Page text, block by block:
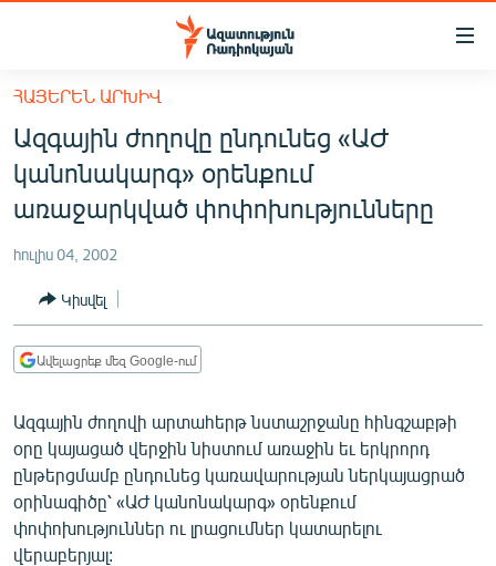
Մատչելիության
հիմնական
բովանդակությանը
Անցնել
հիմնական
մենյուին
ՀԱՅԱՍՏԱՆ
ՔԱՂԱՔԱԿԱՆ
ՀԱՍԱՐԱԿՈՒԹՅՈՒՆ
ՏՆՏԵՍՈՒԹՅՈՒՆ
ՊԱՏԵՐԱԶՄԻ 6 ՇԱԲԱԹՆԵՐԸ
ՏԱՐԱԾԱՇՐՋԱՆ
ՄԻՋԱԶԳԱՅԻՆ
ՄՇԱԿՈՒՅԹ
ՀԱՅԵՐԵՆ ԱՐԽԻՎ
Ազգային ժողովը ընդունեց «ԱԺ
կանոնակարգ» օրենքում
առաջարկված փոփոխությունները
հուլիս 04, 2002
Կիսվել
Ավելացրեք մեզ Google-ում
Ազգային ժողովի արտահերթ նստաշրջանը հինգշաբթի
օրը կայացած վերջին նիստում առաջին եւ երկրորդ
ընթերցմամբ ընդունեց կառավարության ներկայացրած
օրինագիծը՝ «ԱԺ կանոնակարգ» օրենքում
փոփոխություններ ու լրացումներ կատարելու
վերաբերյալ: